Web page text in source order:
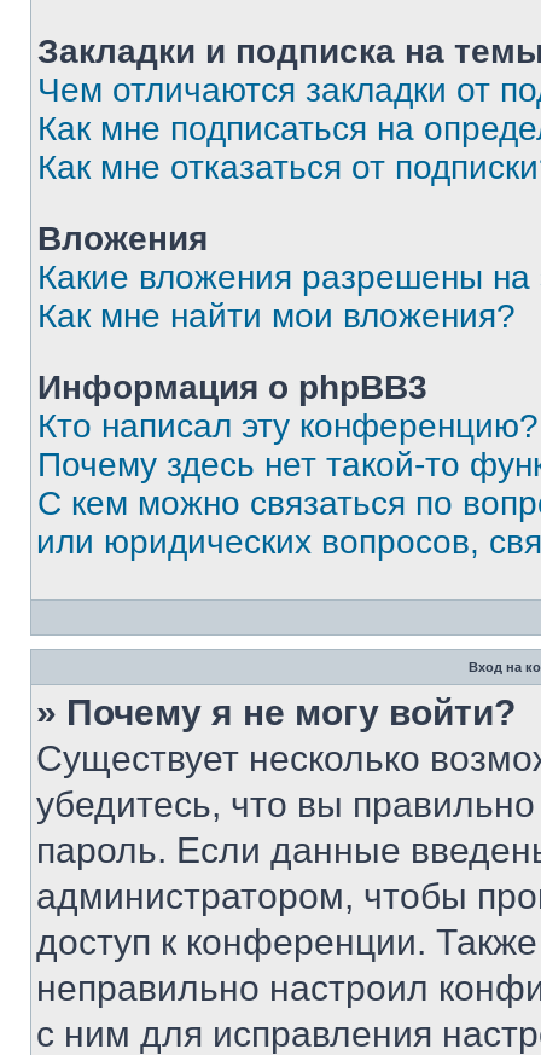
Закладки и подписка на
Чем отличаются закладки от
Как мне подписаться на
Как мне отказаться от
Вложения
Какие вложения разрешены
Как мне найти мои вложения?
Информация о phpBB3
Кто написал эту конференцию?
Почему здесь нет такой-то
С кем можно связаться по
или юридических вопросов,
Вход на
» Почему я не могу войти?
Существует несколько
убедитесь, что вы
пароль. Если данные
администратором, чтобы
доступ к конференции.
неправильно настроил
с ним для исправления